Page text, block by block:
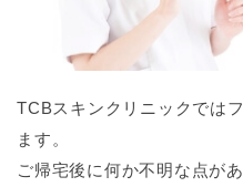
TCBスキンクリニックでは
ます。
ご帰宅後に何か不明な点が